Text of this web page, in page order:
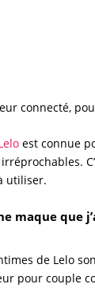
connecté,
est connue
utiliser.
maque que
de Lelo
pour couple